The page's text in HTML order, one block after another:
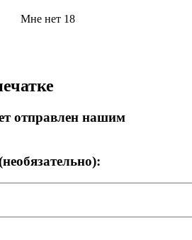
Мне нет 18
отправлен нашим